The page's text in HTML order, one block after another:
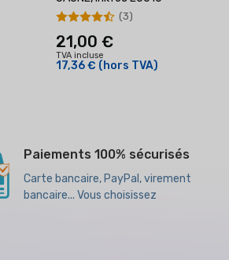
21,00 €
TVA incluse
17,36 € (hors TVA)
(3)
Paiements 100% sécurisés
Carte bancaire, PayPal, virement
bancaire... Vous choisissez